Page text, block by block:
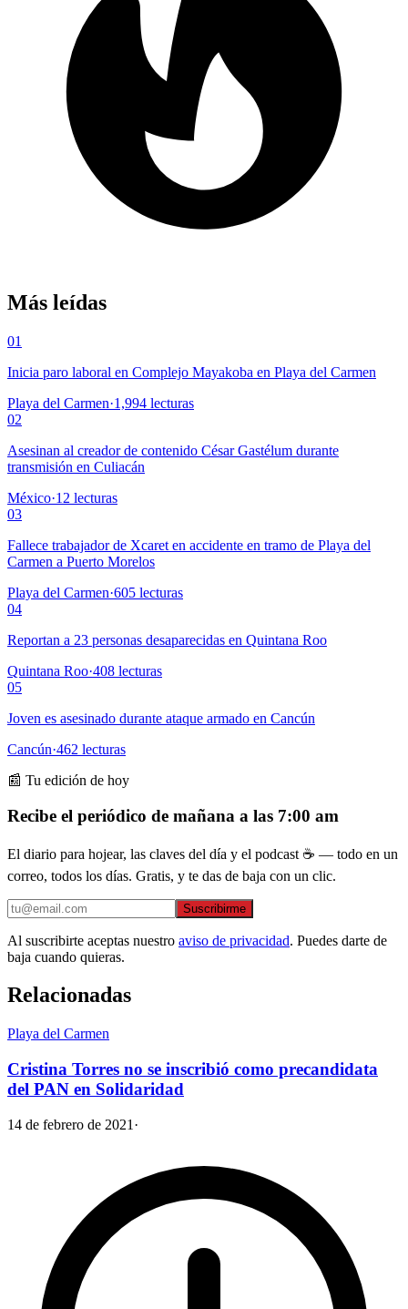
Más leídas
01
Inicia paro laboral en Complejo Mayakoba en Playa del Carmen
Playa del Carmen·1,994 lecturas
02
Asesinan al creador de contenido César Gastélum durante
transmisión en Culiacán
México·12 lecturas
03
Fallece trabajador de Xcaret en accidente en tramo de Playa del
Carmen a Puerto Morelos
Playa del Carmen·605 lecturas
04
Reportan a 23 personas desaparecidas en Quintana Roo
Quintana Roo·408 lecturas
05
Joven es asesinado durante ataque armado en Cancún
Cancún·462 lecturas
📰 Tu edición de hoy
Recibe el periódico de mañana a las 7:00 am
El diario para hojear, las claves del día y el podcast ☕ — todo en un
correo, todos los días. Gratis, y te das de baja con un clic.
Suscribirme
Al suscribirte aceptas nuestro aviso de privacidad. Puedes darte de
baja cuando quieras.
Relacionadas
Playa del Carmen
Cristina Torres no se inscribió como precandidata
del PAN en Solidaridad
14 de febrero de 2021 ·